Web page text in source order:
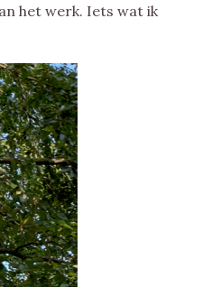
het werk. Iets wat ik